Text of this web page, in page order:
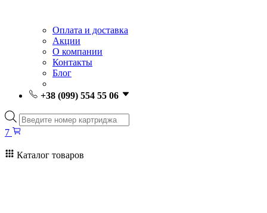
Оплата и доставка
Акции
О компании
Контакты
Блог
+38 (099) 554 55 06
Поиск
товаров
7
Каталог товаров